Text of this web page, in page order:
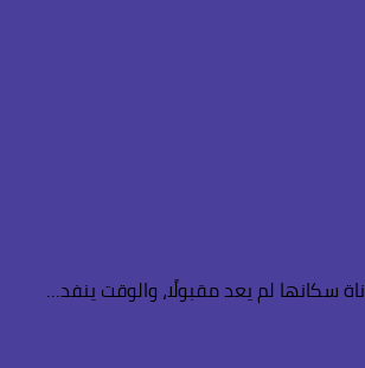
سكانها لم يعد مقبولًا، والوقت ينفد…